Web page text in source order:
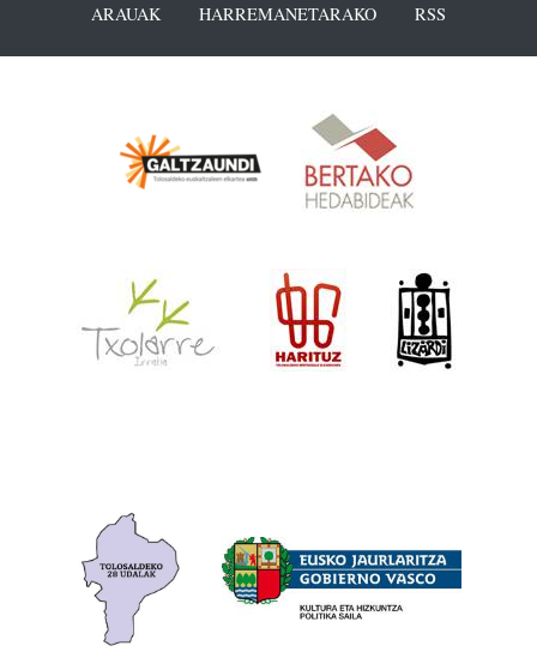
ARAUAK
HARREMANETARAKO RSS